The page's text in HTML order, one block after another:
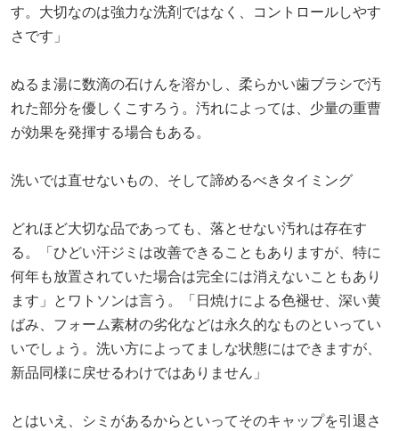
す。大切なのは強力な洗剤ではなく、コントロールしやす
さです」
ぬるま湯に数滴の石けんを溶かし、柔らかい歯ブラシで汚
れた部分を優しくこすろう。汚れによっては、少量の重曹
が効果を発揮する場合もある。
洗いでは直せないもの、そして諦めるべきタイミング
どれほど大切な品であっても、落とせない汚れは存在す
る。「ひどい汗ジミは改善できることもありますが、特に
何年も放置されていた場合は完全には消えないこともあり
ます」とワトソンは言う。「日焼けによる色褪せ、深い黄
ばみ、フォーム素材の劣化などは永久的なものといってい
いでしょう。洗い方によってましな状態にはできますが、
新品同様に戻せるわけではありません」
とはいえ、シミがあるからといってそのキャップを引退さ